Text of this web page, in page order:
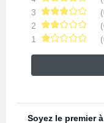
3
2
1
Soyez le premier